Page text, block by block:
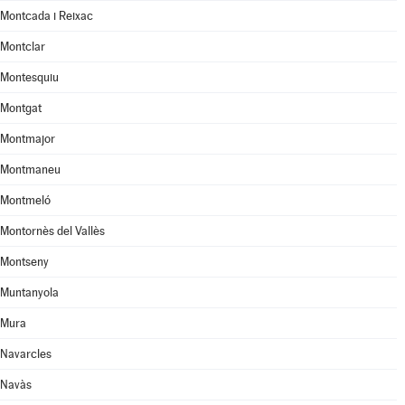
Montcada i Reixac
Montclar
Montesquiu
Montgat
Montmajor
Montmaneu
Montmeló
Montornès del Vallès
Montseny
Muntanyola
Mura
Navarcles
Navàs